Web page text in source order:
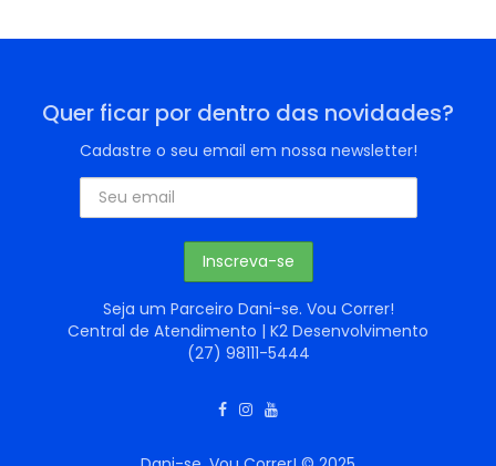
Quer ficar por dentro das novidades?
Cadastre o seu email em nossa newsletter!
Seja um Parceiro Dani-se. Vou Correr!
Central de Atendimento | K2 Desenvolvimento
(27) 98111-5444